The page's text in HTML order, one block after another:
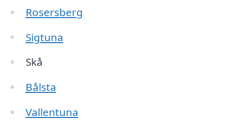
Rosersberg
Sigtuna
Skå
Bålsta
Vallentuna